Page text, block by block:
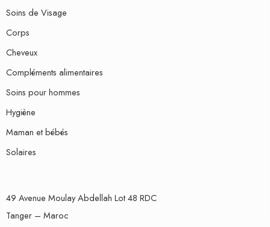
Soins de Visage
Corps
Cheveux
Compléments alimentaires
Soins pour hommes
Hygiène
Maman et bébés
Solaires
49 Avenue Moulay Abdellah Lot 48 RDC
Tanger – Maroc